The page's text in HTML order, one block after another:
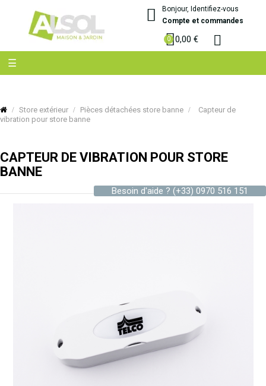
Bonjour, Identifiez-vous
Compte et commandes
0,00 €
Basculer
la
☰
Store extérieur Pièces détachées store banne
Capteur de
vibration pour store banne
CAPTEUR DE VIBRATION POUR STORE
BANNE
Besoin d'aide ? (+33) 0970 516 151